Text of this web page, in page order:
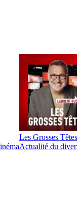
Les Grosses Têtes
Actualité du